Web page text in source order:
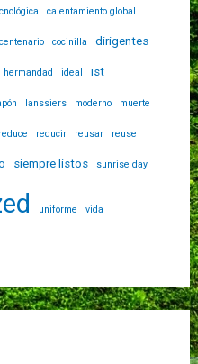
calentamiento global
centenario cocinilla dirigentes
hermandad ideal ist
lanssiers moderno muerte
reduce reducir reusar reuse
siempre listos sunrise day
uniforme vida